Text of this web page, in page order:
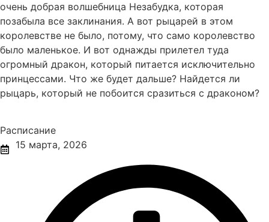
очень добрая волшебница Незабудка, которая
позабыла все заклинания. А вот рыцарей в этом
королевстве не было, потому, что само королевство
было маленькое. И вот однажды прилетел туда
огромный дракон, который питается исключительно
принцессами. Что же будет дальше? Найдется ли
рыцарь, который не побоится сразиться с драконом?
Расписание
15 марта, 2026